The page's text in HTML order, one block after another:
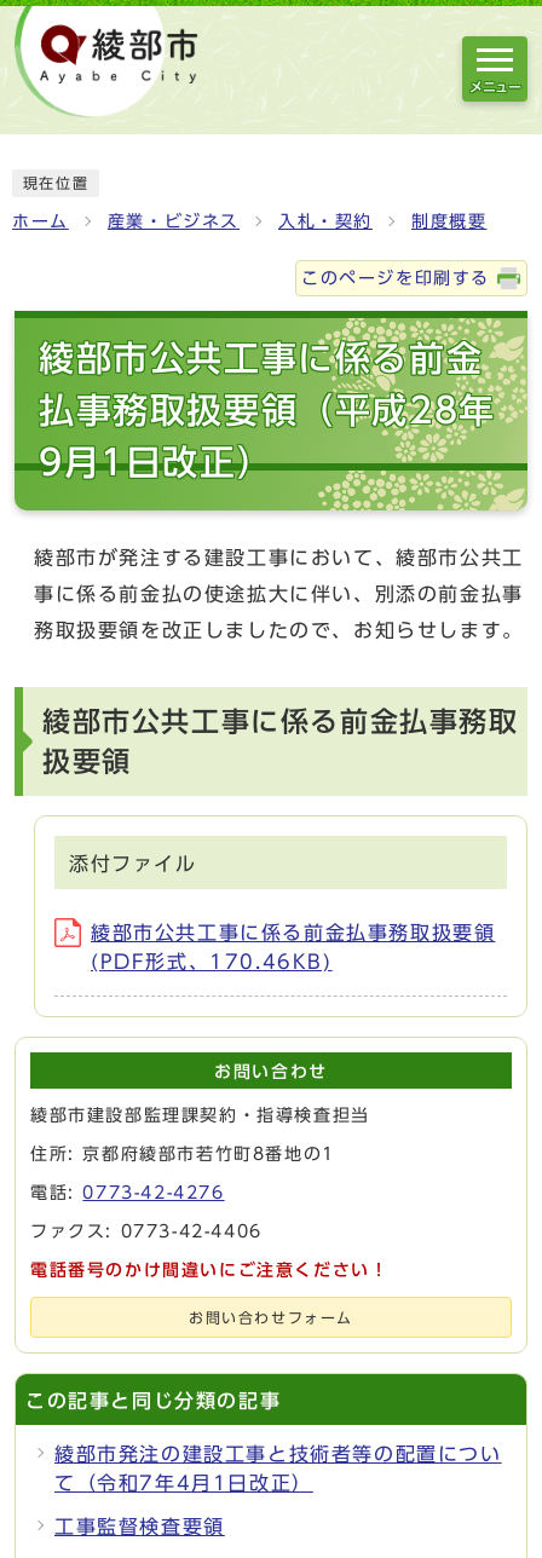
メニュー
現在位置
ホーム 産業・ビジネス 入札・契約 制度概要
このページを印刷する
綾部市公共工事に係る前金
払事務取扱要領（平成28年
9月1日改正）
綾部市が発注する建設工事において、綾部市公共工
事に係る前金払の使途拡大に伴い、別添の前金払事
務取扱要領を改正しましたので、お知らせします。
綾部市公共工事に係る前金払事務取
扱要領
添付ファイル
綾部市公共工事に係る前金払事務取扱要領
(PDF形式、170.46KB)
お問い合わせ
綾部市建設部監理課契約・指導検査担当
住所: 京都府綾部市若竹町8番地の1
電話:0773-42-4276
ファクス: 0773-42-4406
電話番号のかけ間違いにご注意ください！
お問い合わせフォーム
この記事と同じ分類の記事
綾部市発注の建設工事と技術者等の配置につい
て（令和7年4月1日改正）
工事監督検査要領